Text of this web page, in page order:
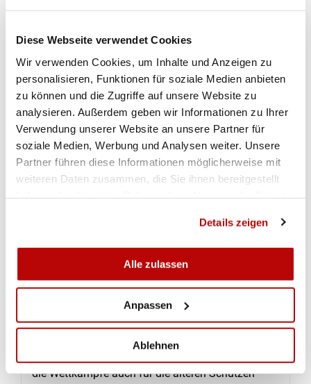
Diese Webseite verwendet Cookies
Wir verwenden Cookies, um Inhalte und Anzeigen zu
personalisieren, Funktionen für soziale Medien anbieten
zu können und die Zugriffe auf unsere Website zu
analysieren. Außerdem geben wir Informationen zu Ihrer
Verwendung unserer Website an unsere Partner für
soziale Medien, Werbung und Analysen weiter. Unsere
Partner führen diese Informationen möglicherweise mit
weiteren Daten zusammen, die Sie ihnen bereitgestellt
Details zeigen
Alle zulassen
Anpassen
Ablehnen
Zollikofen erzielten mit je 399 Punkten, Eduard
Buchmeier, Sportschützen Thörigen vor Markus
Häuselmann, 10 Meter Schützen Zollikofen. 398
Punkte konnten sich Andreas Berger,
Stadtschützen Burgdorf, und Hans-Peter
Zurbuchen, VSG Bramberg, notieren lassen.
Überlegener Mittelländer Meister bei den Auflage
Schützen wurde Andreas Berger, Stadtschützen
Burgdorf. Er siegte mit gesamthaft 2390 Punkten
vor Hans-Peter Zurbuchen, VSG Bramberg, 2383
Pt. und Hugo Sieber, Sportschützen Münsingen,
Der Final- und Schlussmatch bildete den
Abschluss der Gruppenmeisterschaft G10m MSSV
Saison 2018/19. 117 Schützinnen und Schützen
fanden den Weg in den 10 Meter Stand Frohe
die Wettkämpfe auch für die älteren Schützen